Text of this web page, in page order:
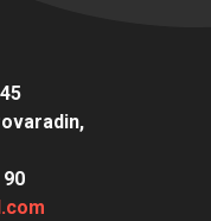
90